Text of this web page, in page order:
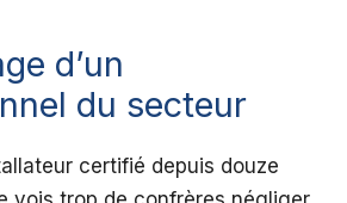
d’un
du secteur
certifié depuis douze